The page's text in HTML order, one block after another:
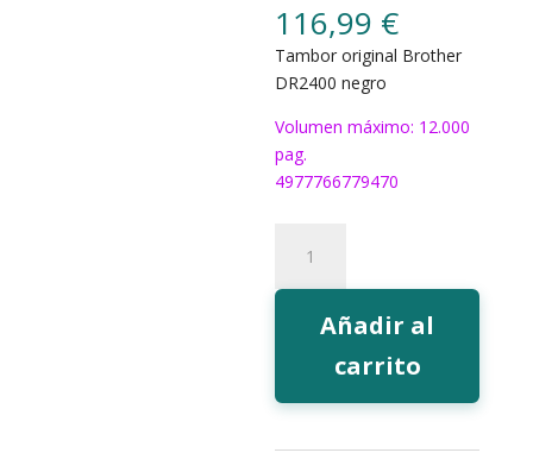
116,99 €
Tambor original Brother
DR2400 negro
Volumen máximo: 12.000
pag.
4977766779470
Brother
DR2400
cantidadAñadir al
carrito